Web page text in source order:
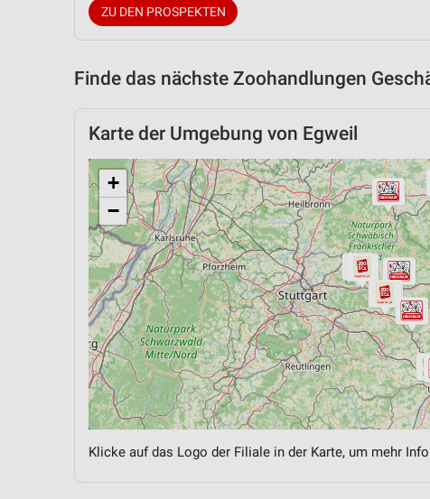
ZU DEN PROSPEKTEN
Finde das nächste Zoohandlungen
Karte der Umgebung von Egweil
+
−
Klicke auf das Logo der Filiale in der Karte, um mehr